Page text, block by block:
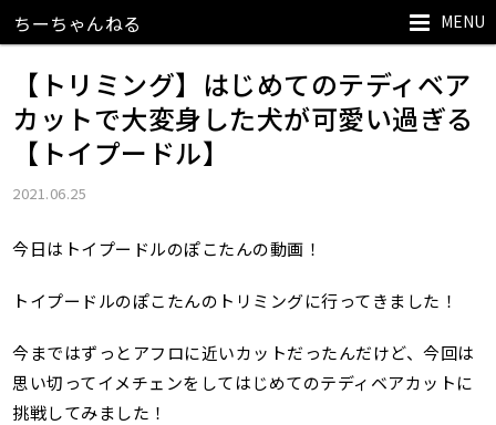
MENU
ちーちゃんねる
【トリミング】はじめてのテディベア
カットで大変身した犬が可愛い過ぎる
【トイプードル】
2021.06.25
今日はトイプードルのぽこたんの動画！
トイプードルのぽこたんのトリミングに行ってきました！
今まではずっとアフロに近いカットだったんだけど、今回は
思い切ってイメチェンをしてはじめてのテディベアカットに
挑戦してみました！